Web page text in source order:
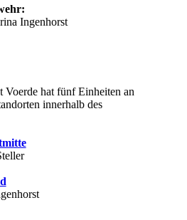
Ingenhorst
Voerde hat fünf Einheiten an
innerhalb des